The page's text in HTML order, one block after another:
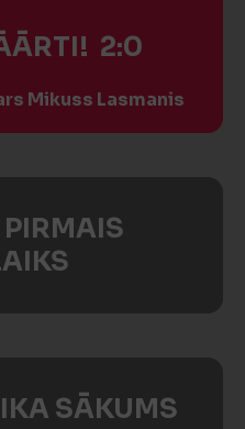
2:0
Mikuss Lasmanis
PIRMAIS
SĀKUMS